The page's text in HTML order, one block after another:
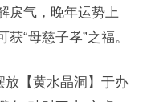
戾气，晚年运势上
“母慈子孝”之福。
放【黄水晶洞】于办